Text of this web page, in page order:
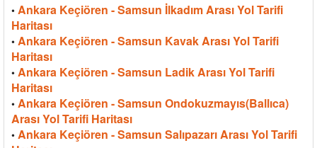
• Ankara Keçiören - Samsun İlkadım Arası Yol Tarifi
Haritası
• Ankara Keçiören - Samsun Kavak Arası Yol Tarifi
Haritası
• Ankara Keçiören - Samsun Ladik Arası Yol Tarifi
Haritası
• Ankara Keçiören - Samsun Ondokuzmayıs(Ballıca)
Arası Yol Tarifi Haritası
• Ankara Keçiören - Samsun Salıpazarı Arası Yol Tarifi